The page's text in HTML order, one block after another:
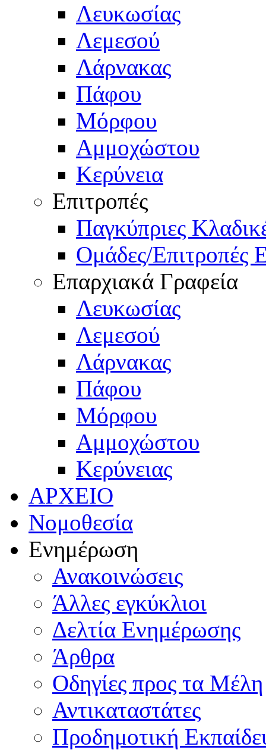
Λευκωσίας
Λεμεσού
Λάρνακας
Πάφου
Μόρφου
Αμμοχώστου
Κερύνεια
Επιτροπές
Παγκύπριες
Ομάδες/Επιτροπές
Επαρχιακά Γραφεία
Λευκωσίας
Λεμεσού
Λάρνακας
Πάφου
Μόρφου
Αμμοχώστου
Κερύνειας
ΑΡΧΕΙΟ
Νομοθεσία
Ενημέρωση
Ανακοινώσεις
Άλλες εγκύκλιοι
Δελτία Ενημέρωσης
Άρθρα
Οδηγίες προς τα Μέλη
Αντικαταστάτες
Προδημοτική